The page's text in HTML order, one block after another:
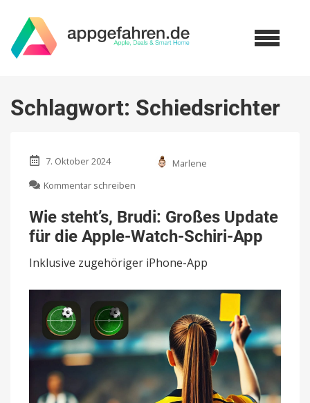
Schlagwort: Schiedsrichter
7. Oktober 2024
Marlene
Kommentar schreiben
steht’s,
Brudi:
Großes
für
Apple-
Schiri-
App
Wie steht’s, Brudi: Großes Update
für die Apple-Watch-Schiri-App
Inklusive zugehöriger iPhone-App